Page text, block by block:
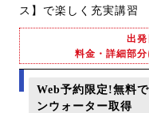
ス】で楽しく充実講習
出発
料金・詳細部
Web予約限定!無料
ンウォーター取得